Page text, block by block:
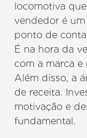
locomotiva
vendedor é
ponto de
É na hora da
com a marca e
Além disso, a
de receita.
motivação e
fundamental.